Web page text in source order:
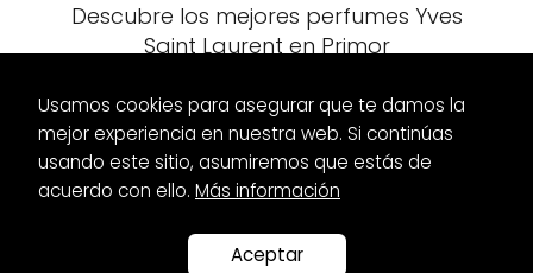
Descubre los mejores perfumes Yves
Saint Laurent en Primor
Botas Moon Boot Blancas: Calzado de
invierno imprescindible
Usamos cookies para asegurar que te damos la
mejor experiencia en nuestra web. Si continúas
usando este sitio, asumiremos que estás de
acuerdo con ello. Más información
Aceptar